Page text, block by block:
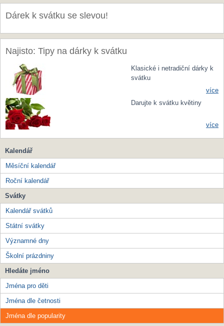
Dárek k svátku se slevou!
Najisto: Tipy na dárky k svátku
Klasické i netradiční dárky k
svátku
více
Darujte k svátku květiny
více
Kalendář
Měsíční kalendář
Roční kalendář
Svátky
Kalendář svátků
Státní svátky
Významné dny
Školní prázdniny
Hledáte jméno
Jména pro děti
Jména dle četnosti
Jména dle popularity